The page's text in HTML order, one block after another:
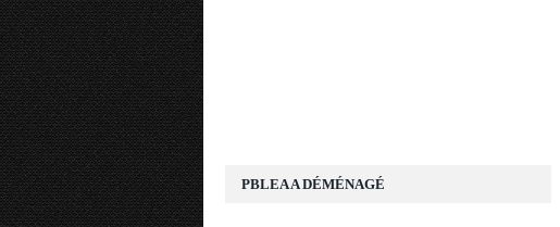
PBLEA A DÉMÉNAGÉ